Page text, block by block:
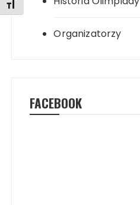
Toggle Font size
Organizatorzy
FACEBOOK